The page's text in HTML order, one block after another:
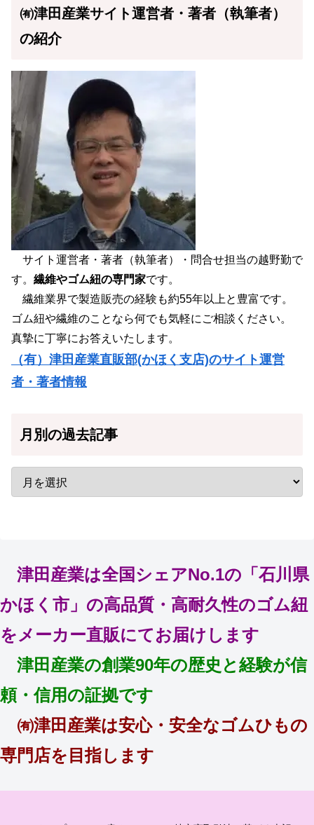
㈲津田産業サイト運営者・著者（執筆者）
の紹介
サイト運営者・著者（執筆者）・問合せ担当の越野勤で
す。 繊維やゴム紐の専門家です。
繊維業界で製造販売の経験も約55年以上と豊富です。
ゴム紐や繊維のことなら何でも気軽にご相談ください。
真摯に丁寧にお答えいたします。
（有）津田産業直販部(かほく支店)のサイト運営
者・著者情報
月別の過去記事
津田産業は全国シェアNo.1の「石川県
かほく市」の高品質・高耐久性のゴム紐
をメーカー直販にてお届けします
津田産業の創業90年の歴史と経験が信
頼・信用の証拠です
㈲津田産業は安心・安全なゴムひもの
専門店を目指します